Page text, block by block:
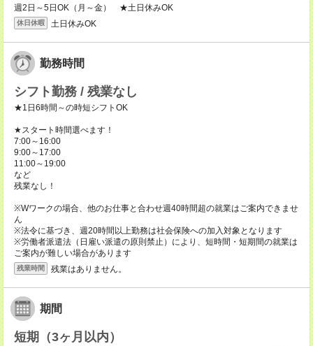
週2日～5日OK（月～金） ★土日休みOK
休日休暇 土日休みOK
勤務時間
シフト勤務 / 残業なし
★1日6時間～の時短シフトOK
★スタート時間選べます！
7:00～16:00
9:00～17:00
11:00～19:00
など
残業なし！
※Wワークの場合、他のお仕事と合わせ週40時間超の就業はご案内できませ
ん
※法令に基づき、週20時間以上勤務は社会保険への加入対象となります
※労働者派遣法（日雇い派遣の原則禁止）により、短時間・短期間の就業は
ご案内が難しい場合があります
残業時間 残業はありません。
期間
短期（3ヶ月以内）